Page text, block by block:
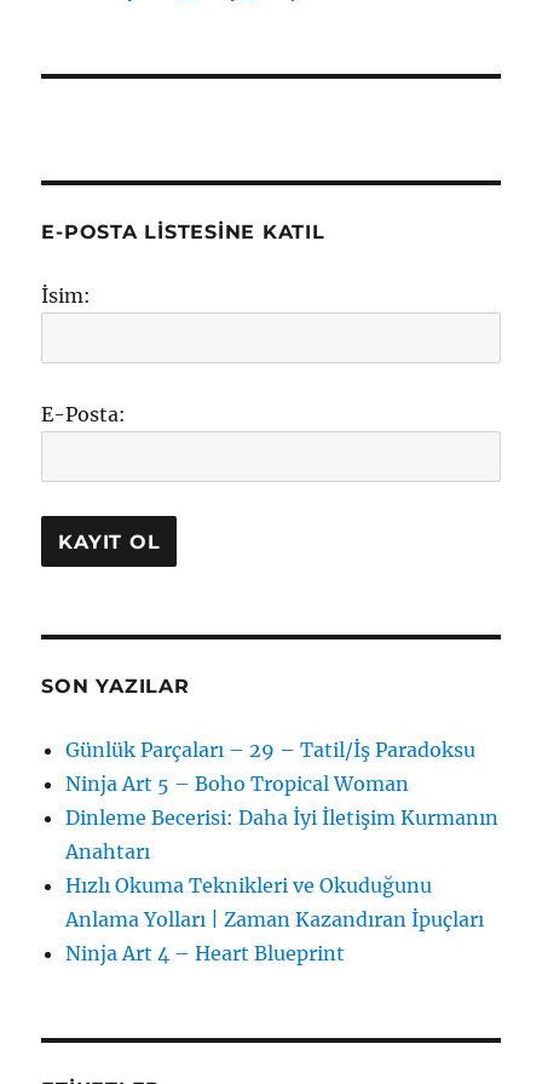
E-POSTA LISTESINE KATIL
İsim:
E-Posta:
SON YAZILAR
Günlük Parçaları – 29 – Tatil/İş Paradoksu
Ninja Art 5 – Boho Tropical Woman
Dinleme Becerisi: Daha İyi İletişim Kurmanın
Anahtarı
Hızlı Okuma Teknikleri ve Okuduğunu
Anlama Yolları | Zaman Kazandıran İpuçları
Ninja Art 4 – Heart Blueprint